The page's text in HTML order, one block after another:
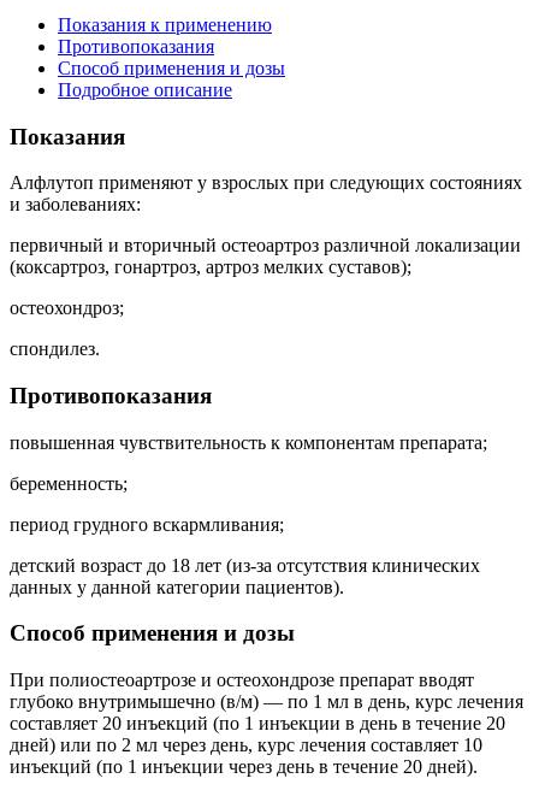
Показания к применению
Противопоказания
Способ применения и дозы
Подробное описание
Показания
Алфлутоп применяют у взрослых при следующих состояниях
и заболеваниях:
первичный и вторичный остеоартроз различной локализации
(коксартроз, гонартроз, артроз мелких суставов);
остеохондроз;
спондилез.
Противопоказания
повышенная чувствительность к компонентам препарата;
беременность;
период грудного вскармливания;
детский возраст до 18 лет (из-за отсутствия клинических
данных у данной категории пациентов).
Способ применения и дозы
При полиостеоартрозе и остеохондрозе препарат вводят
глубоко внутримышечно (в/м) — по 1 мл в день, курс лечения
составляет 20 инъекций (по 1 инъекции в день в течение 20
дней) или по 2 мл через день, курс лечения составляет 10
инъекций (по 1 инъекции через день в течение 20 дней).